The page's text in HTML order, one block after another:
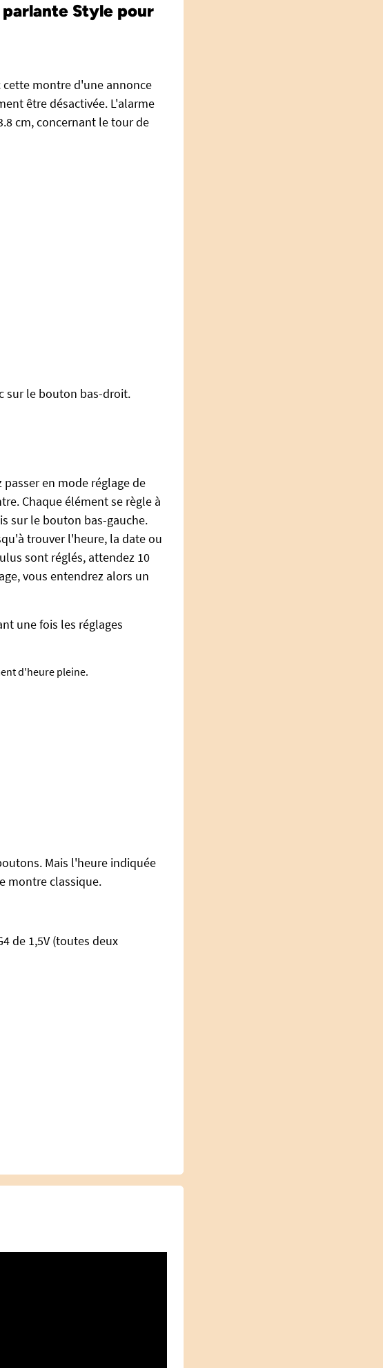
Style pour
montre d'une annonce
être désactivée. L'alarme
cm, concernant le tour de
sur le bouton bas-droit.
en mode réglage de
Chaque élément se règle à
sur le bouton bas-gauche.
trouver l'heure, la date ou
sont réglés, attendez 10
vous entendrez alors un
une fois les réglages
d'heure pleine.
Mais l'heure indiquée
montre classique.
de 1,5V (toutes deux